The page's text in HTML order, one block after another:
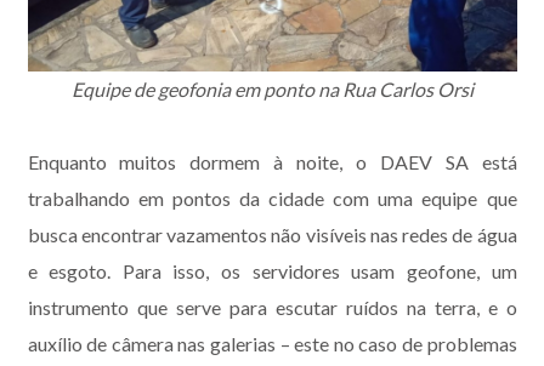
Equipe de geofonia em ponto na Rua Carlos Orsi
Enquanto muitos dormem à noite, o DAEV SA está
trabalhando em pontos da cidade com uma equipe que
busca encontrar vazamentos não visíveis nas redes de água
e esgoto. Para isso, os servidores usam geofone, um
instrumento que serve para escutar ruídos na terra, e o
auxílio de câmera nas galerias – este no caso de problemas